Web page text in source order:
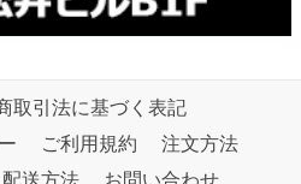
取引法に基づく表記
ご利用規約
注文方法